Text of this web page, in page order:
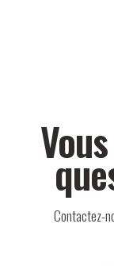
Contactez-